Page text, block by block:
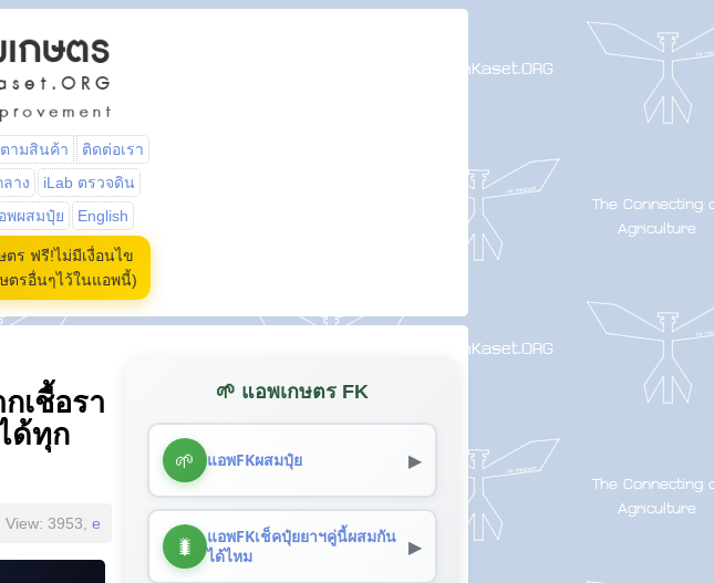
ตามสินค้า
ติดต่อเรา
าง
iLab ตรวจดิน
พผสมปุ๋ย English
ตร ฟรี!ไม่มีเงื่อนไข
ตรอื่นๆไว้ในแอพนี้)
เชื้อรา
ด้ทุก
3953, e
🌱 แอพเกษตร FK
🌱 แอพFKผสมปุ๋ย ▶
🐛
แอพFKเช็คปุ๋ยยาฯคู่นี้ผสมกัน
ได้ไหม
▶